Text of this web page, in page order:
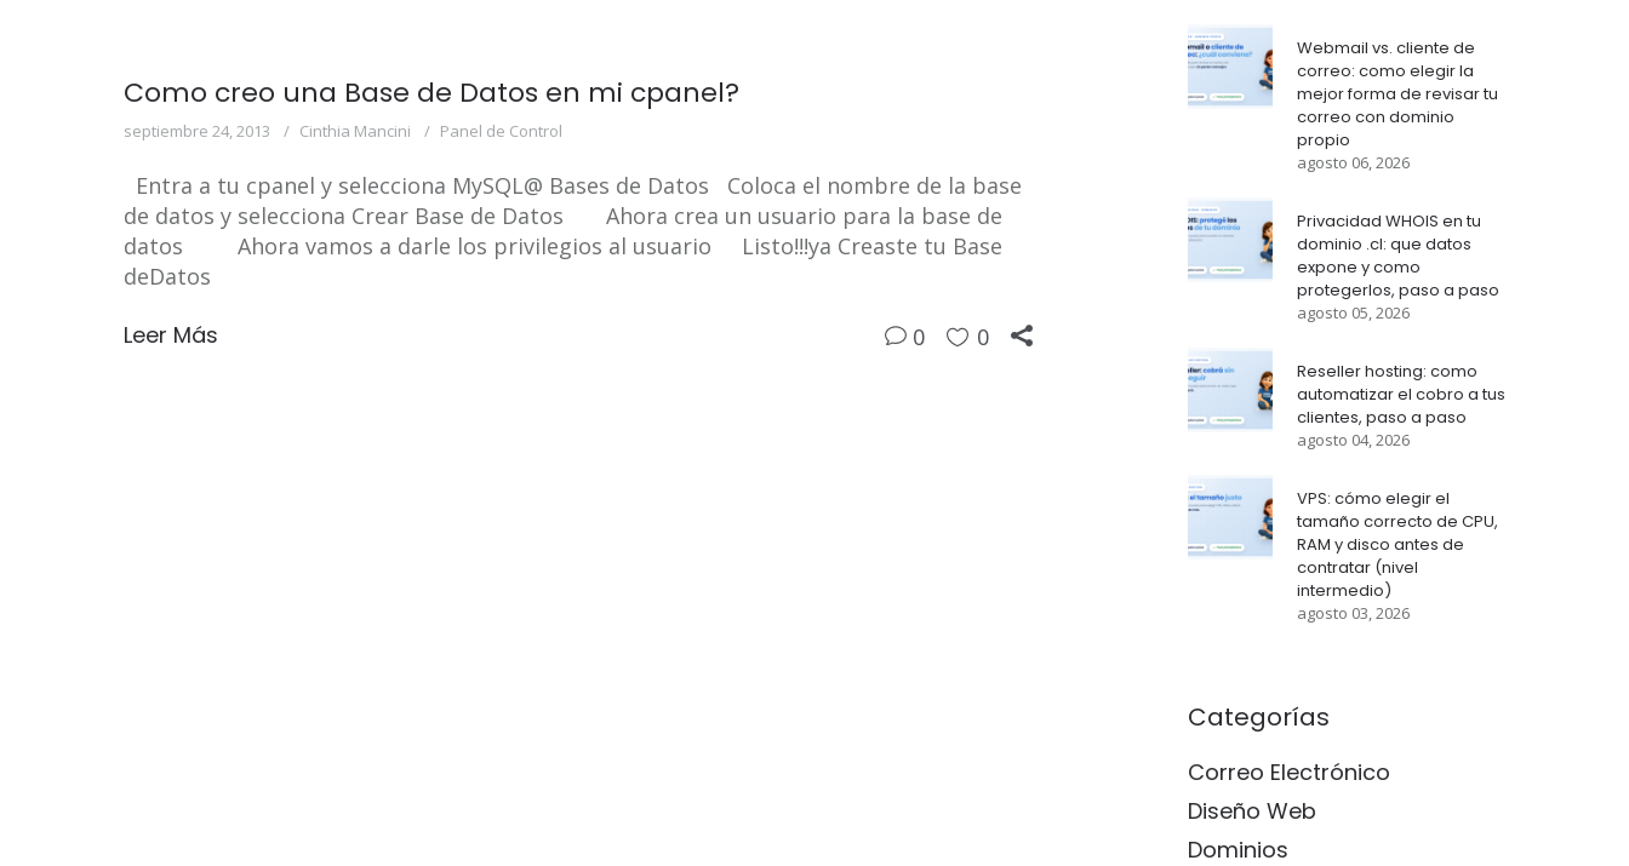
Como creo una Base de Datos en mi cpanel?
septiembre 24, 2013 Cinthia Mancini Panel de Control
Entra a tu cpanel y selecciona MySQL@ Bases de Datos Coloca el nombre de la base
de datos y selecciona Crear Base de Datos Ahora crea un usuario para la base de
datos Ahora vamos a darle los privilegios al usuario Listo!!!ya Creaste tu Base
deDatos
Leer Más 0 0
Webmail vs. cliente de
correo: como elegir la
mejor forma de revisar tu
correo con dominio
propio
agosto 06, 2026
Privacidad WHOIS en tu
dominio .cl: que datos
expone y como
protegerlos, paso a paso
agosto 05, 2026
Reseller hosting: como
automatizar el cobro a tus
clientes, paso a paso
agosto 04, 2026
VPS: cómo elegir el
tamaño correcto de CPU,
RAM y disco antes de
contratar (nivel
intermedio)
agosto 03, 2026
Categorías
Correo Electrónico
Diseño Web
Dominios